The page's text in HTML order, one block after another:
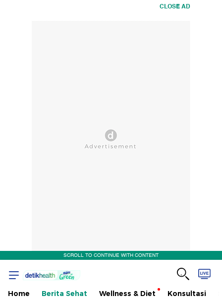
CLOSE AD
SCROLL TO CONTINUE WITH CONTENT
Home Berita Sehat Wellness & Diet Konsultasi